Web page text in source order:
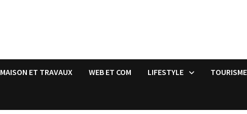
MAISON ET TRAVAUX WEB ET COM LIFESTYLE TOURISME